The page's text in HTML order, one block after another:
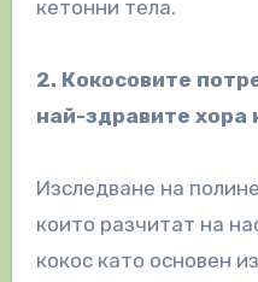
кетонни тела.
2. Кокосовите
най-здравите хора
Изследване на
които разчитат на
кокос като основен